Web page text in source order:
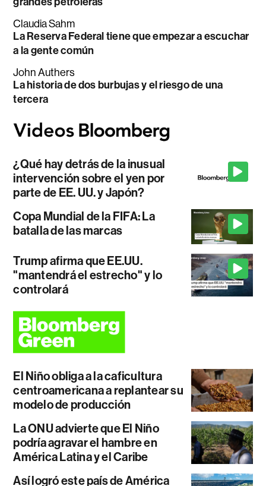
Claudia Sahm
La Reserva Federal tiene que empezar a escuchar
a la gente común
John Authers
La historia de dos burbujas y el riesgo de una
tercera
¿Qué hay detrás de la inusual
intervención sobre el yen por
parte de EE. UU. y Japón?
Copa Mundial de la FIFA: La
batalla de las marcas
Trump afirma que EE.UU.
"mantendrá el estrecho" y lo
controlará
El Niño obliga a la caficultura
centroamericana a replantear su
modelo de producción
La ONU advierte que El Niño
podría agravar el hambre en
América Latina y el Caribe
Así logró este país de América